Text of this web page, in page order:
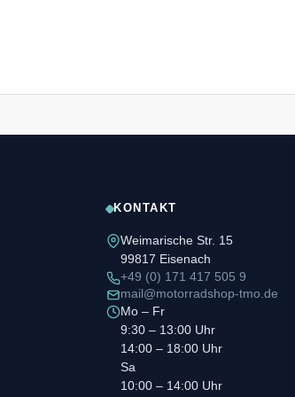
KONTAKT
Weimarische Str. 15
99817 Eisenach
+49 (0) 171 417 505 9
mail@motorradshop-tmo.de
Mo – Fr
9:30 – 13:00 Uhr
14:00 – 18:00 Uhr
Sa
10:00 – 14:00 Uhr